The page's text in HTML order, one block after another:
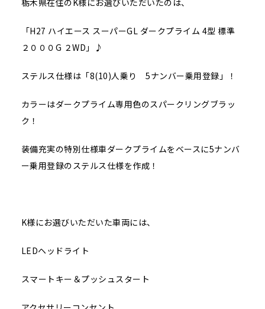
栃木県在住のK様にお選びいただいたのは、
「H27 ハイエース スーパーGL ダークプライム 4型 標準
２０００G ２WD」♪
ステルス仕様は「8(10)人乗り 5ナンバー乗用登録」！
カラーはダークプライム専用色のスパークリングブラッ
ク！
装備充実の特別仕様車ダークプライムをベースに5ナンバ
ー乗用登録のステルス仕様を作成！
K様にお選びいただいた車両には、
LEDヘッドライト
スマートキー＆プッシュスタート